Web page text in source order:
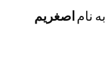
به ناماصغریم